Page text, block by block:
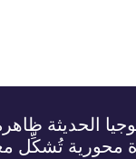
الحديثة
محورية تُشكِّل